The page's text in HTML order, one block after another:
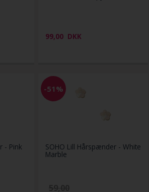
99,00 DKK
- Pink
-51%
SOHO Lill Hårspænder - White
Marble